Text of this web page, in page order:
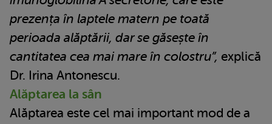
prezența în laptele matern pe toată
perioada alăptării, dar se găsește în
cantitatea cea mai mare în colostru”, explică
Dr. Irina Antonescu.
Alăptarea la sân
Alăptarea este cel mai important mod de a